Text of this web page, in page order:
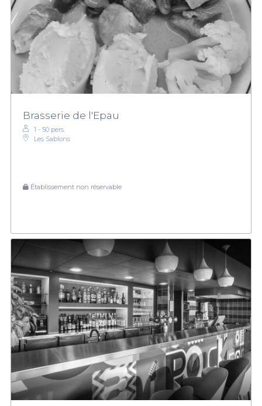
Brasserie de l'Epau
1 - 50 pers.
Les Sablons
Établissement non réservable